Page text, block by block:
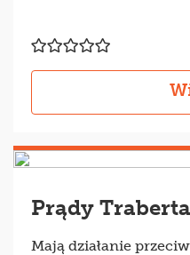
Prądy Traberta
Mają działanie